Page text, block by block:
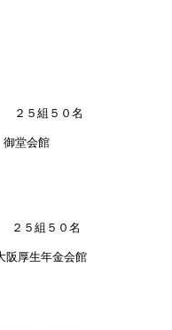
２５組５０名
堂会館
２５組５０名
厚生年金会館